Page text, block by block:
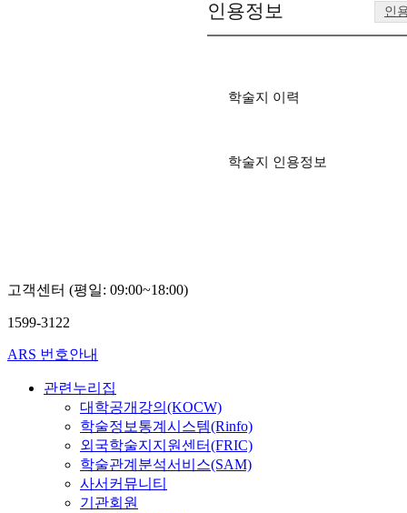
인용정보 인
학술지 이력
학술지 인용정보
고객센터 (평일: 09:00~18:00)
1599-3122
ARS 번호안내
관련누리집
대학공개강의(KOCW)
학술정보통계시스템(Rinfo)
외국학술지지원센터(FRIC)
학술관계분석서비스(SAM)
사서커뮤니티
기관회원